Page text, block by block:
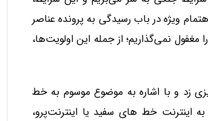
ویژه در باب رسیدگی به پرونده عناصر
نمی‌گذاریم؛ از جمله این اولویت‌ها،
زد و با اشاره به موضوع موسوم به خط
اینترنت خط های سفید یا اینترنت‌پرو،